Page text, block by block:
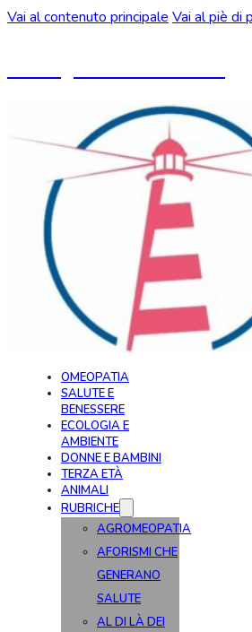
Vai al contenuto principale Vai al piè di
OMEOPATIA
SALUTE E
BENESSERE
ECOLOGIA E
AMBIENTE
DONNE E BAMBINI
TERZA ETÀ
ANIMALI
RUBRICHE
AGROMEOPATIA
AFORISMI CHE
GENERANO
SALUTE
AL DI LÀ DEI